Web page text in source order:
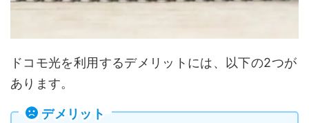
ドコモ光を利用するデメリットには、以下の2つが
あります。
デメリット